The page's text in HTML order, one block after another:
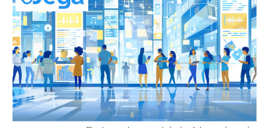
planus, siekiant užtikrinti transporto sistemos patikimumą
ir prisitaikymą prie sparčiai augančio miesto poreikių.